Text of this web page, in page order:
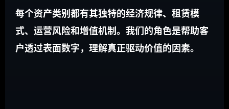
每个资产类别都有其独特的经济规律、租赁模
式、运营风险和增值机制。我们的角色是帮助客
户透过表面数字，理解真正驱动价值的因素。